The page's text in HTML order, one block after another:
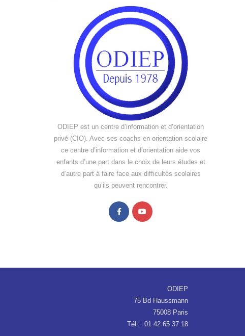
ODIEP est un centre d’information et d’orientation
privé (CIO). Avec ses coachs en orientation scolaire
ce centre d’information et d’orientation aide vos
enfants d’une part dans le choix de leurs études et
d’autre part à faire face aux difficultés scolaires
qu’ils peuvent rencontrer.
ODIEP
75 Bd Haussmann
75008 Paris
Tél. : 01 42 65 37 18